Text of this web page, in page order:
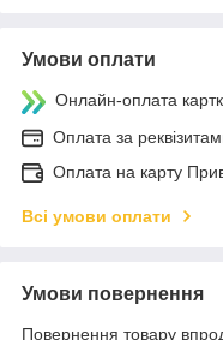
Умови оплати
Онлайн-оплата
Оплата за
Оплата на карту
Всі умови оплати
Умови повернення
Повернення товару